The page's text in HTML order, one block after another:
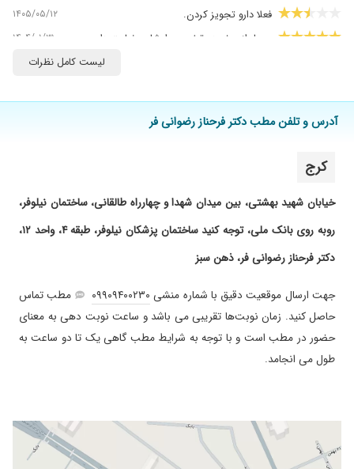
فعلا دارو تجویز کردن. ۱۴۰۵/۰۵/۱۲
بسیار از برخورد وتخصص ایشان رضایت داریم ۱۴۰۴/۰۱/۳۱
استرس و وسواس فعلا تحت درمان هستم ۱۴۰۴/۰۹/۱۶
ایشون یه دکتر بسیار با حوصله و خوش رفتار
میگیرم و تحت درمان هستم
جلسه اول بود نظر خاصی ندارم EEG گرفتند و ۱۴۰۴/۰۷/۲۹
بسیار با سواد بودن. برای سر درد های شدید رفتم و
بسیار دقیق
ایشون بسیار خوش اخلاق و با حوصله برای بیماران
۱۴۰۳/۱۲/۲۵
دکترباصبر و حوصله وقت میزاره برای بیمار ۱۴۰۵/۰۴/۰۱
عالی هستند ۱۴۰۴/۰۳/۱۰
لیست کامل نظرات
آدرس و تلفن مطب دکتر فرحناز رضوانی فر
کرج
خیابان شهید بهشتی، بین میدان شهدا و چهارراه طالقانی، ساختمان نیلوفر،
روبه روی بانک ملی، توجه کنید ساختمان پزشکان نیلوفر، طبقه ۴، واحد ۱۲،
دکتر فرحناز رضوانی فر، ذهن سبز
جهت ارسال موقعیت دقیق با شماره منشی ۰۹۹۰۹۴۰۰۲۳۰
مطب تماس
حاصل کنید. زمان نوبت‌ها تقریبی می باشد و ساعت نوبت دهی به معنای
حضور در مطب است و با توجه به شرایط مطب گاهی یک تا دو ساعت به
طول می انجامد.